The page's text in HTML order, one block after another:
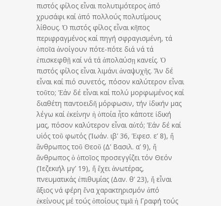
πιστός φίλος εἶναι πολυτιμότερος ἀπό
χρυσάφι καί ἀπό πολλούς πολυτίμους
λίθους. Ὁ πιστός φίλος εἶναι κῆπος
περιφραγμένος καί πηγή σφραγισμένη, τά
ὁποῖα ἀνοίγουν πότε-πότε διά νά τά
ἐπισκεφθῇ καί νά τά ἀπολαύσῃ κανείς. Ὁ
πιστός φίλος εἶναι λιμάνι ἀναψυχῆς. Ἄν δέ
εἶναι καί πιό συνετός, πόσον καλύτερον εἶναι
τοῦτο; Ἐάν δέ εἶναι καί πολύ μορφωμένος καί
διαθέτη παντοειδῆ μόρφωσιν, τήν ἰδικήν μας
λέγω καί ἐκείνην ἡ ὁποία ἦτο κάποτε ἰδική
μας, πόσον καλύτερον εἶναι αὐτό; Ἐάν δέ καί
υἱός τοῦ φωτός (Ἰωάν. ιβ’ 36, Ἐφεσ. ε’ 8), ἤ
ἄνθρωπος τοῦ Θεοῦ (Δ’ Βασιλ. α’ 9), ἤ
ἄνθρωπος ὁ ὁποῖος προσεγγίζει τόν Θεόν
(Ἰεζεκιήλ μγ’ 19), ἤ ἔχει ἀνωτέρας,
πνευματικάς ἐπιθυμίας (Δαν. θ’ 23), ἤ εἶναι
ἄξιος νά φέρη ἕνα χαρακτηρισμόν ἀπό
ἐκείνους μέ τούς ὁποίους τιμᾶ ἡ Γραφή τούς